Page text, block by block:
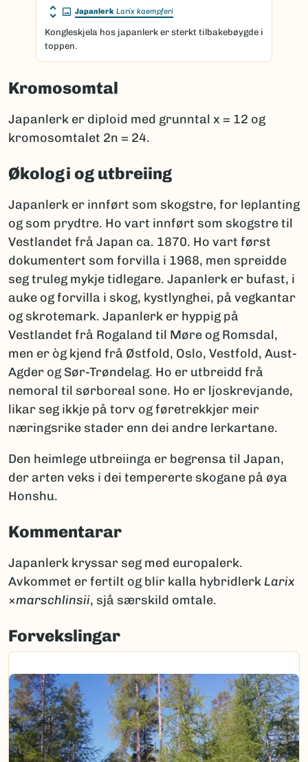
Japanlerk Larix kaempferi
Kongleskjela hos japanlerk er sterkt tilbakebøygde i
toppen.
Kromosomtal
Japanlerk er diploid med grunntal x = 12 og
kromosomtalet 2n = 24.
Økologi og utbreiing
Japanlerk er innført som skogstre, for leplanting
og som prydtre. Ho vart innført som skogstre til
Vestlandet frå Japan ca. 1870. Ho vart først
dokumentert som forvilla i 1968, men spreidde
seg truleg mykje tidlegare. Japanlerk er bufast, i
auke og forvilla i skog, kystlynghei, på vegkantar
og skrotemark. Japanlerk er hyppig på
Vestlandet frå Rogaland til Møre og Romsdal,
men er òg kjend frå Østfold, Oslo, Vestfold, Aust-
Agder og Sør-Trøndelag. Ho er utbreidd frå
nemoral til sørboreal sone. Ho er ljoskrevjande,
likar seg ikkje på torv og føretrekkjer meir
næringsrike stader enn dei andre lerkartane.
Den heimlege utbreiinga er begrensa til Japan,
der arten veks i dei tempererte skogane på øya
Honshu.
Kommentarar
Japanlerk kryssar seg med europalerk.
Avkommet er fertilt og blir kalla hybridlerk Larix
×marschlinsii, sjå særskild omtale.
Forvekslingar